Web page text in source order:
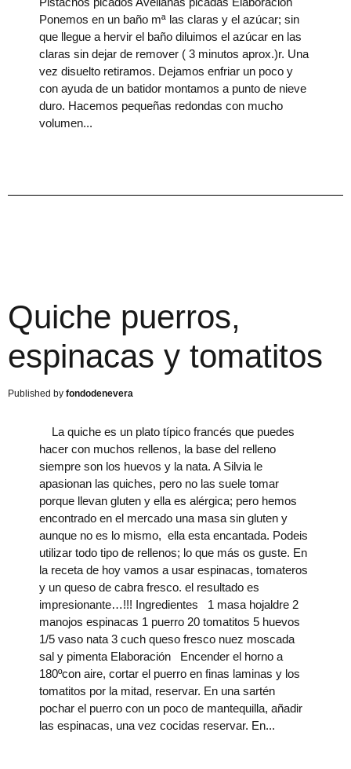
Ponemos en un baño mª las claras y el azúcar; sin
que llegue a hervir el baño diluimos el azúcar en las
claras sin dejar de remover ( 3 minutos aprox.)r. Una
vez disuelto retiramos. Dejamos enfriar un poco y
con ayuda de un batidor montamos a punto de nieve
duro. Hacemos pequeñas redondas con mucho
volumen
Quiche puerros,
espinacas y tomatitos
fondodenevera
La quiche es un plato típico francés que puedes
hacer con muchos rellenos, la base del relleno
siempre son los huevos y la nata. A Silvia le
apasionan las quiches, pero no las suele tomar
porque llevan gluten y ella es alérgica; pero hemos
encontrado en el mercado una masa sin gluten y
aunque no es lo mismo, ella esta encantada. Podeis
utilizar todo tipo de rellenos; lo que más os guste. En
la receta de hoy vamos a usar espinacas, tomateros
y un queso de cabra fresco. el resultado es
impresionante…!!! Ingredientes 1 masa hojaldre 2
manojos espinacas 1 puerro 20 tomatitos 5 huevos
1/5 vaso nata 3 cuch queso fresco nuez moscada
sal y pimenta Elaboración Encender el horno a
180ºcon aire, cortar el puerro en finas laminas y los
tomatitos por la mitad, reservar. En una sartén
pochar el puerro con un poco de mantequilla, añadir
las espinacas, una vez cocidas reservar. En